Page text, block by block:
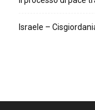
Israele –